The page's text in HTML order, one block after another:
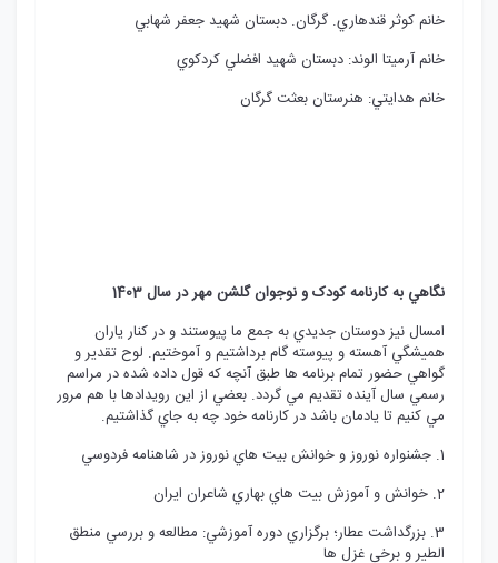
خانم کوثر قندهاري. گرگان. دبستان شهيد جعفر شهابي
خانم آرميتا الوند: دبستان شهيد افضلي کردکوي
خانم هدايتي: هنرستان بعثت گرگان
نگاهي به کارنامه کودک و نوجوان گلشن مهر در سال 1403
امسال نيز دوستان جديدي به جمع ما پيوستند و در کنار ياران
هميشگي آهسته و پيوسته گام برداشتيم و آموختيم. لوح تقدير و
گواهي حضور تمام برنامه ها طبق آنچه که قول داده شده در مراسم
رسمي سال آينده تقديم مي گردد. بعضي از اين رويدادها با هم مرور
مي کنيم تا يادمان باشد در کارنامه خود چه به جاي گذاشتيم.
1. جشنواره نوروز و خوانش بيت هاي نوروز در شاهنامه فردوسي
2. خوانش و آموزش بيت هاي بهاري شاعران ايران
3. بزرگداشت عطار؛ برگزاري دوره آموزشي: مطالعه و بررسي منطق
الطير و برخي غزل ها